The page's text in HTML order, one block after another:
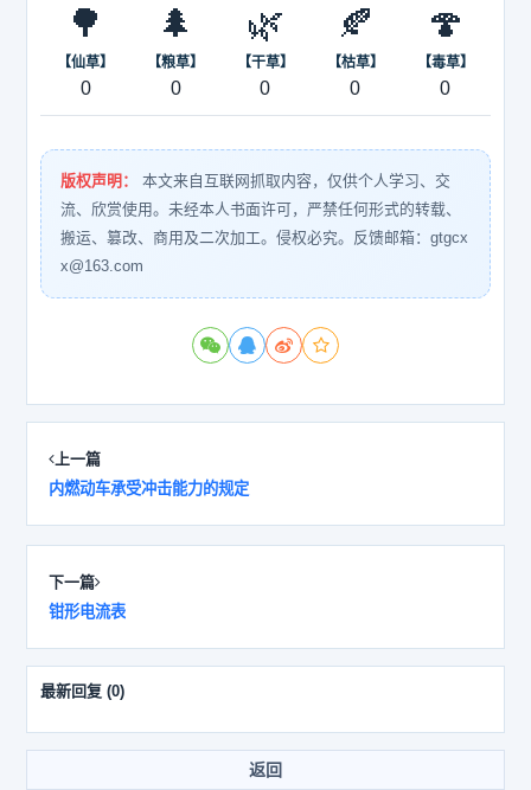
🌳
【仙草】
0
🌲
【粮草】
0
🌿
【干草】
0
🍂
【枯草】
0
🍄
【毒草】
0
版权声明：
本文来自互联网抓取内容，仅供个人学习、交
流、欣赏使用。未经本人书面许可，严禁任何形式的转载、
搬运、篡改、商用及二次加工。侵权必究。反馈邮箱：gtgcx
x@163.com
上一篇
内燃动车承受冲击能力的规定
下一篇
钳形电流表
最新回复 (0)
返回